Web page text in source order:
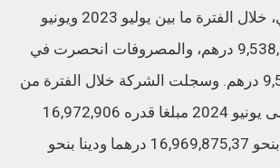
إلى أن دخل النادي، خلال الفترة ما بين يوليو 2023 ويونيو
2024 بلغ 9,538,800.00 درهم، والمصروفات انحصرت في
حدود 9,541,940.42 درهم. وسجلت الشركة خلال الفترة من
أغسطس 2023 إلى يونيو 2024 مبلغا قدره 16,972,906
درهما، ومصاريف بنحو 16,969,875,37 درهما ودينا بنحو